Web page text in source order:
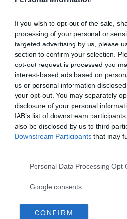
If you wish to opt-out of the sale,
processing of your personal or
targeted advertising by us, please
section to confirm your selection.
opt-out request is processed you
interest-based ads based on
us or personal information
your opt-out. You may separately
disclosure of your personal
IAB’s list of downstream
also be disclosed by us to third
Downstream Participants that may
Please note that this website/app
not limited to your visit or usage
use your data for below specified
consent section.
Personal Data Processing Opt
Google consents
CONFIRM
Återbruksbutiken i
stänger: ”Varit tuffa
NÄRINGSLIV 08 juli 2026 18.00
FÖRETAG MED
VIMMERBY BYTER
NÄRINGSLIV 07 juli 2026 07.29